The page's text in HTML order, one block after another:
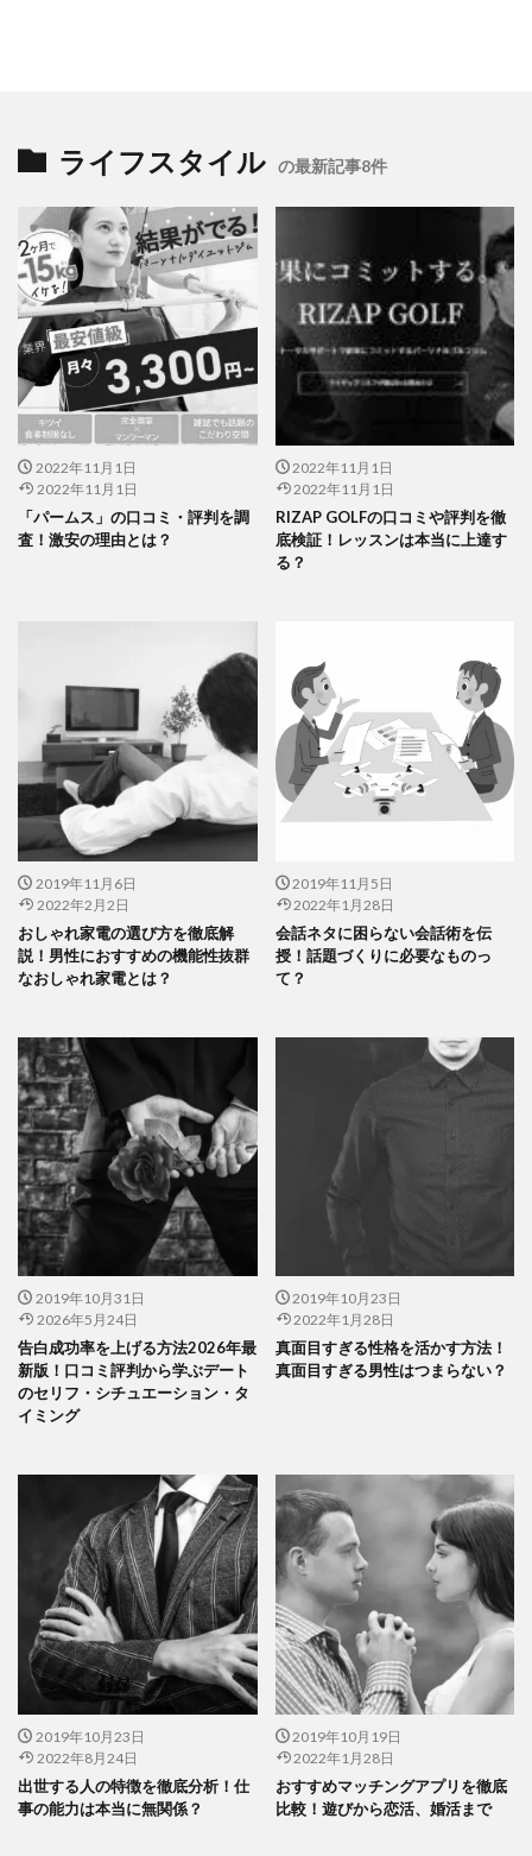
ライフスタイル の最新記事8件
2022年11月1日
2022年11月1日
「パームス」の口コミ・評判を調
査！激安の理由とは？
2022年11月1日
2022年11月1日
RIZAP GOLFの口コミや評判を徹
底検証！レッスンは本当に上達す
る？
2019年11月6日
2022年2月2日
おしゃれ家電の選び方を徹底解
説！男性におすすめの機能性抜群
なおしゃれ家電とは？
2019年11月5日
2022年1月28日
会話ネタに困らない会話術を伝
授！話題づくりに必要なものっ
て？
2019年10月31日
2026年5月24日
告白成功率を上げる方法2026年最
新版！口コミ評判から学ぶデート
のセリフ・シチュエーション・タ
イミング
2019年10月23日
2022年1月28日
真面目すぎる性格を活かす方法！
真面目すぎる男性はつまらない？
2019年10月23日
2022年8月24日
出世する人の特徴を徹底分析！仕
事の能力は本当に無関係？
2019年10月19日
2022年1月28日
おすすめマッチングアプリを徹底
比較！遊びから恋活、婚活まで